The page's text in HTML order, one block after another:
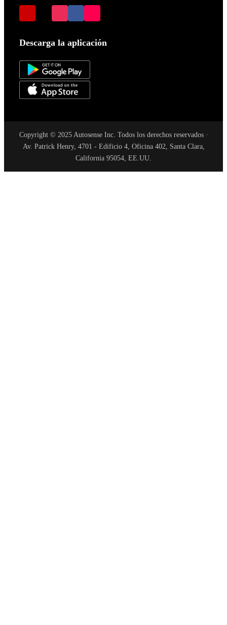
Descarga la aplicación
Copyright © 2025 Autosense Inc. Todos los derechos reservados ·
Av. Patrick Henry, 4701 - Edificio 4, Oficina 402, Santa Clara,
California 95054, EE.UU.